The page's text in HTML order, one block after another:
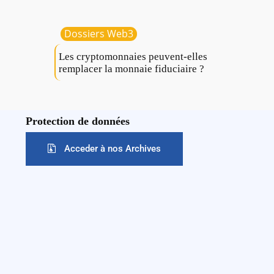
Dossiers Web3
Les cryptomonnaies peuvent-elles
remplacer la monnaie fiduciaire ?
Protection de données
Acceder à nos Archives